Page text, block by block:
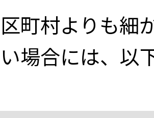
町村よりも細
場合には、以